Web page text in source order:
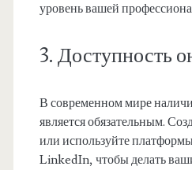
уровень вашей
3. Доступность
В современном мире
является обязательным.
или используйте
LinkedIn, чтобы делать